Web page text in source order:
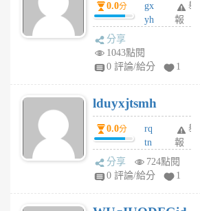
個
月
0.0分
gx
yh
jl
月
前
舉
報
分享
1043點閱
0 評論/給分
1
lduyxjtsmh
0.0分
rq
tn
jt
gl
舉
報
分享
724點閱
0 評論/給分
1